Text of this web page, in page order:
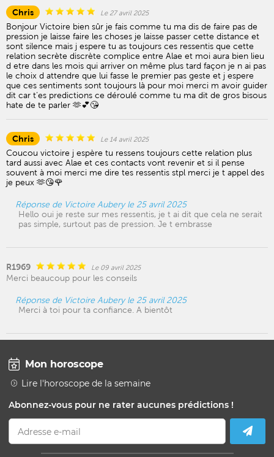
Chris Le 27 avril 2025
Bonjour Victoire bien sûr je fais comme tu ma dis de faire pas de
pression je laisse faire les choses je laisse passer cette distance et
sont silence mais j espere tu as toujours ces ressentis que cette
relation secrète discrète complice entre Alae et moi aura bien lieu
d etre dans les mois qui arriver on même plus tard façon je n ai pas
le choix d attendre que lui fasse le premier pas geste et j espere
que ces sentiments sont toujours là pour moi merci m avoir guider
dit car t’es predictions ce déroulé comme tu ma dit de gros bisous
hate de te parler 🫶💕😘
Chris Le 14 avril 2025
Coucou victoire j espère tu ressens toujours cette relation plus
tard aussi avec Alae et ces contacts vont revenir et si il pense
souvent à moi merci me dire tes ressentis stpl merci je t appel des
je peux 🫶😘🌹
Réponse de Victoire Aubery le 25 avril 2025
Hello oui je reste sur mes ressentis, je t ai dit que cela ne serait
pas simple, surtout pas de pression. Je t embrasse
R1969 Le 09 avril 2025
Merci beaucoup pour les conseils
Réponse de Victoire Aubery le 25 avril 2025
Merci à toi pour ta confiance. A bientôt
Mon horoscope
Lire l'horoscope de la semaine
Abonnez-vous pour ne rater aucunes prédictions !
Adresse e-mail